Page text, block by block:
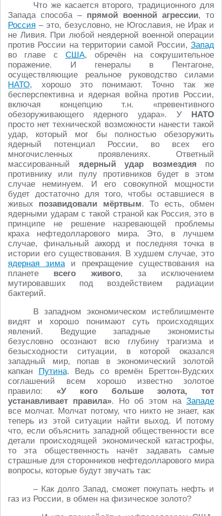
Что же касается второго, традиционного для
Запада способа – прямой военной агрессии, то
Россия – это, безусловно, не Югославия, не Ирак и
не Ливия. При любой неядерной военной операции
против России на территории самой России, Запад
во главе с США, обречён на сокрушительное
поражение. И генералы в Пентагоне,
осуществляющие реальное руководство силами
НАТО, хорошо это понимают. Точно так же
бесперспективна и ядерная война против России,
включая концепцию т.н. «превентивного
обезоруживающего ядерного удара». У НАТО
просто нет технической возможности нанести такой
удар, который мог бы полностью обезоружить
ядерный потенциал России, во всех его
многочисленных проявлениях. Ответный
массированный ядерный удар возмездия по
противнику или пулу противников будет в этом
случае неминуем. И его совокупной мощности
будет достаточно для того, чтобы оставшиеся в
живых позавидовали мёртвым. То есть, обмен
ядерными ударам с такой страной как Россия, это в
принципе не решение назревающей проблемы
краха нефтедолларового мира. Это, в лучшем
случае, финальный аккорд и последняя точка в
истории его существования. В худшем случае, это
ядерная зимаи прекращение существования на
планете всего живого, за исключением
мутировавших под воздействием радиации
бактерий.
В западном экономическом истеблишменте
видят и хорошо понимают суть происходящих
явлений. Ведущие западные экономисты
безусловно осознают всю глубину трагизма и
безысходности ситуации, в которой оказался
западный мир, попав в экономический золотой
капкан Путина. Ведь со времён Бреттон-Вудских
соглашений всем хорошо известно золотое
правило: «У кого больше золота, тот
устанавливает правила». Но об этом на Западе
все молчат. Молчат потому, что никто не знает, как
теперь из этой ситуации найти выход. И потому
что, если объяснить западной общественности все
детали происходящей экономической катастрофы,
то эта общественность начёт задавать самые
страшные для сторонников нефтедолларового мира
вопросы, которые будут звучать так:
– Как долго Запад, сможет покупать нефть и
газ из России, в обмен на физическое золото?